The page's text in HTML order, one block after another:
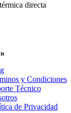
directa
y Condiciones
Técnico
de Privacidad